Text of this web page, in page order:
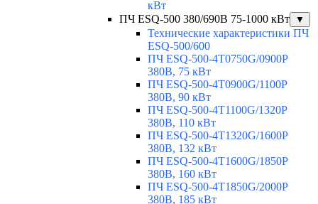
кВт
ПЧ ESQ-500 380/690В 75-1000 кВт
▼
Технические характеристики ПЧ
ESQ-500/600
ПЧ ESQ-500-4T0750G/0900P
380В, 75 кВт
ПЧ ESQ-500-4T0900G/1100P
380В, 90 кВт
ПЧ ESQ-500-4T1100G/1320P
380В, 110 кВт
ПЧ ESQ-500-4T1320G/1600P
380В, 132 кВт
ПЧ ESQ-500-4T1600G/1850P
380В, 160 кВт
ПЧ ESQ-500-4T1850G/2000P
380В, 185 кВт